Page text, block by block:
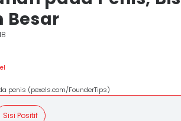
Besar
penis (pexels.com/FounderTips)
Sisi Positif